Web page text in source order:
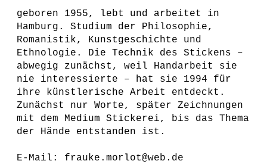
geboren 1955, lebt und arbeitet in
Hamburg. Studium der Philosophie,
Romanistik, Kunstgeschichte und
Ethnologie. Die Technik des Stickens –
abwegig zunächst, weil Handarbeit sie
nie interessierte – hat sie 1994 für
ihre künstlerische Arbeit entdeckt.
Zunächst nur Worte, später Zeichnungen
mit dem Medium Stickerei, bis das Thema
der Hände entstanden ist.
E-Mail: frauke.morlot@web.de